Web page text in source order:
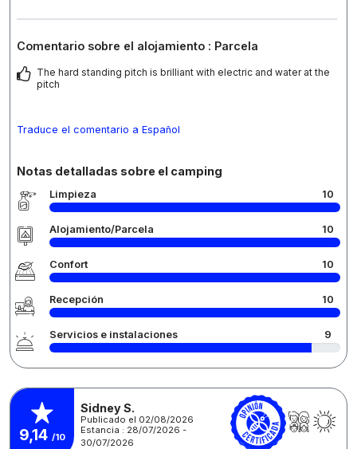
Comentario sobre el alojamiento : Parcela
The hard standing pitch is brilliant with electric and water at the
pitch
Traduce el comentario a Español
Notas detalladas sobre el camping
Limpieza 10
Alojamiento/Parcela 10
Confort 10
Recepción 10
Servicios e instalaciones 9
9,14 /10
Sidney S.
Publicado el 02/08/2026
Estancia : 28/07/2026 -
30/07/2026